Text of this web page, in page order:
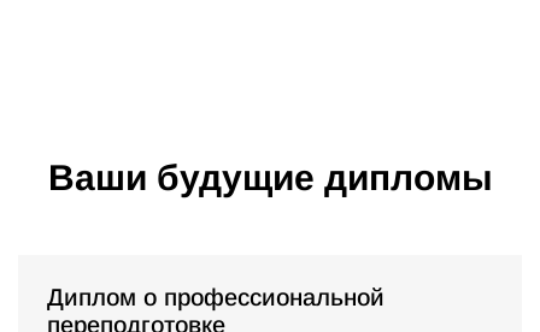
Ваши будущие дипломы
Диплом о профессиональной
переподготовке